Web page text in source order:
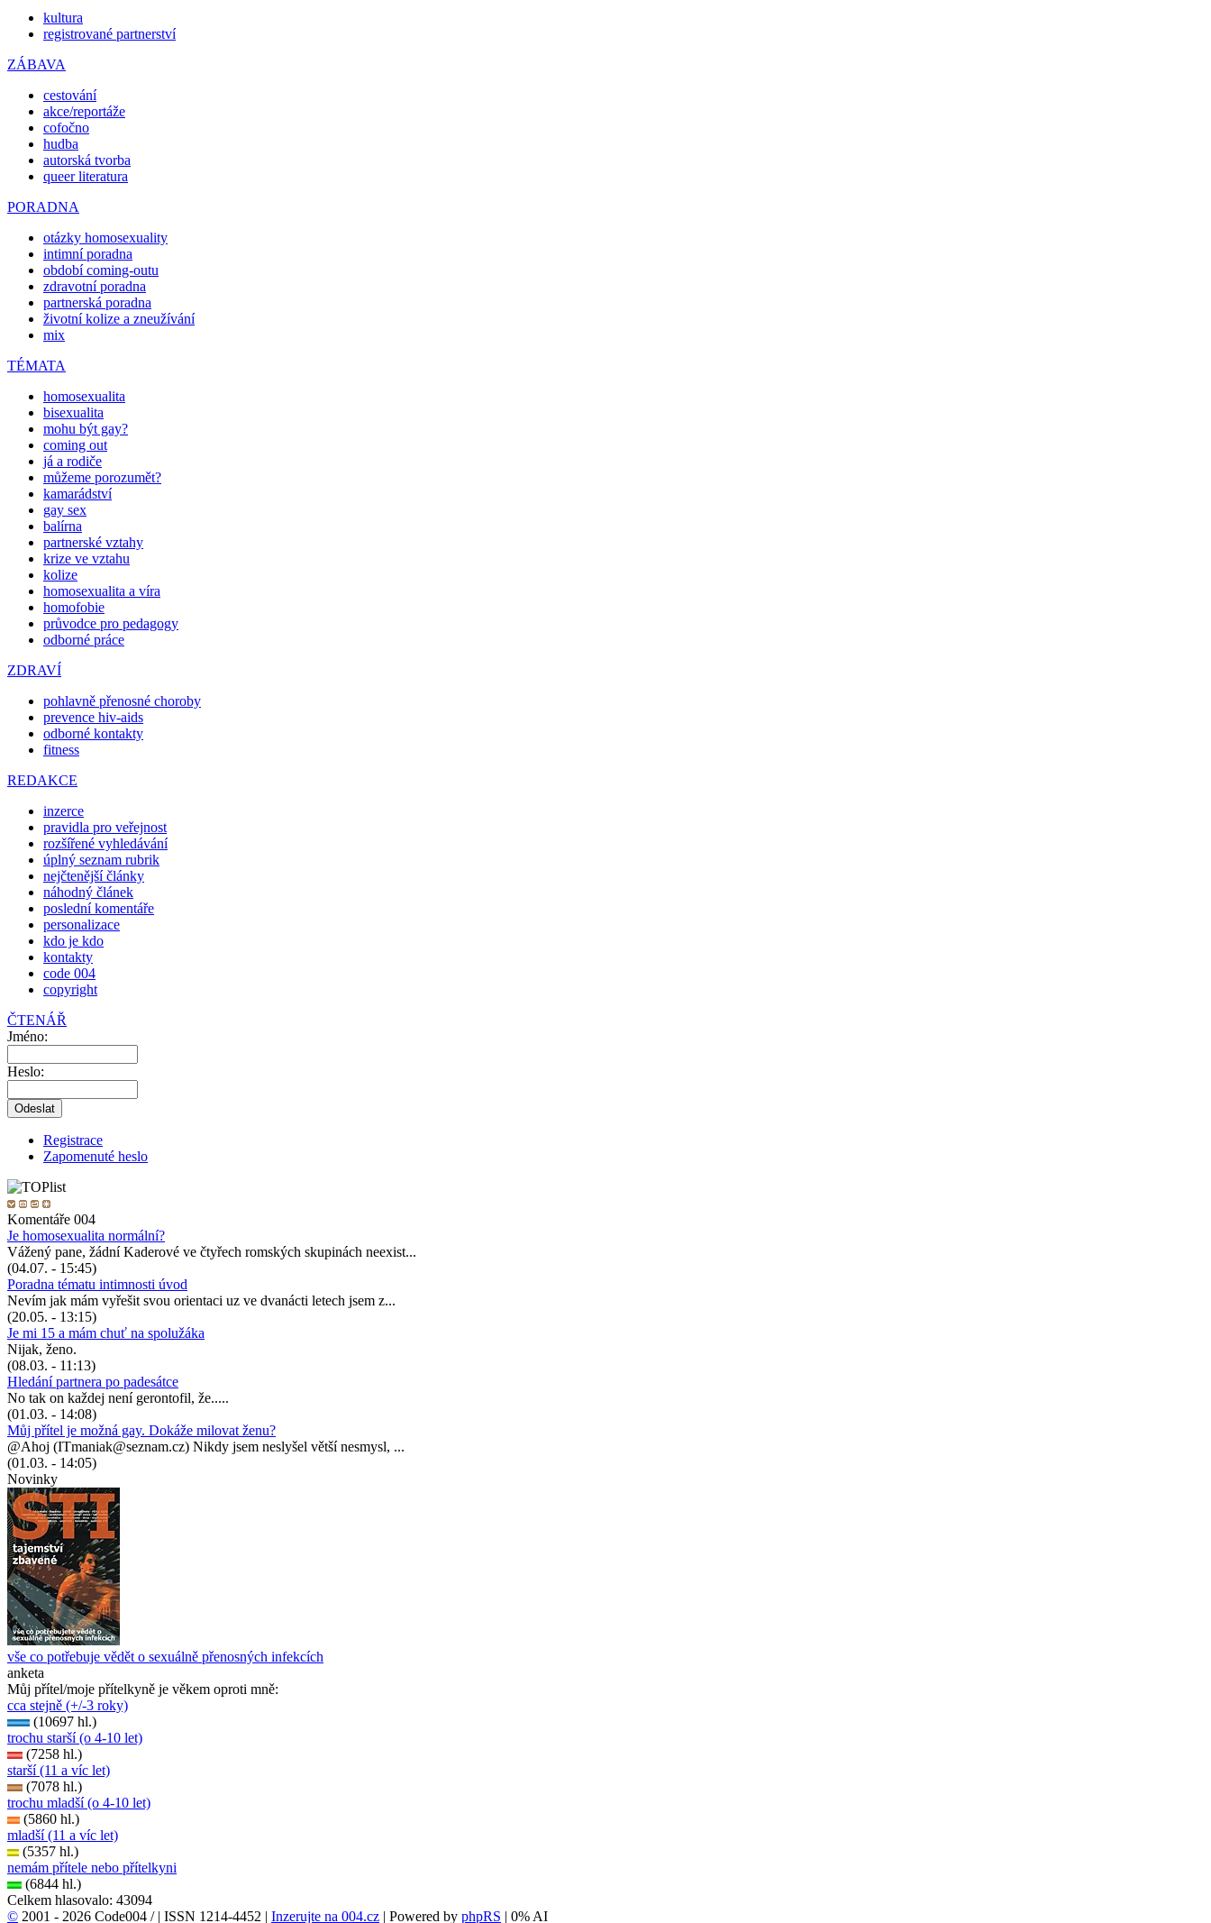
kultura
registrované partnerství
ZÁBAVA
cestování
akce/reportáže
cofočno
hudba
autorská tvorba
queer literatura
PORADNA
otázky homosexuality
intimní poradna
období coming-outu
zdravotní poradna
partnerská poradna
životní kolize a zneužívání
mix
TÉMATA
homosexualita
bisexualita
mohu být gay?
coming out
já a rodiče
můžeme porozumět?
kamarádství
gay sex
balírna
partnerské vztahy
krize ve vztahu
kolize
homosexualita a víra
homofobie
průvodce pro pedagogy
odborné práce
ZDRAVÍ
pohlavně přenosné choroby
prevence hiv-aids
odborné kontakty
fitness
REDAKCE
inzerce
pravidla pro veřejnost
rozšířené vyhledávání
úplný seznam rubrik
nejčtenější články
náhodný článek
poslední komentáře
personalizace
kdo je kdo
kontakty
code 004
copyright
ČTENÁŘ
Jméno:
Heslo:
Registrace
Zapomenuté heslo
Komentáře 004
Je homosexualita normální?
Vážený pane, žádní Kaderové ve čtyřech romských skupinách neexist...
(04.07. - 15:45)
Poradna tématu intimnosti úvod
Nevím jak mám vyřešit svou orientaci uz ve dvanácti letech jsem z...
(20.05. - 13:15)
Je mi 15 a mám chuť na spolužáka
Nijak, ženo.
(08.03. - 11:13)
Hledání partnera po padesátce
No tak on každej není gerontofil, že.....
(01.03. - 14:08)
Můj přítel je možná gay. Dokáže milovat ženu?
@Ahoj (ITmaniak@seznam.cz) Nikdy jsem neslyšel větší nesmysl, ...
(01.03. - 14:05)
Novinky
vše co potřebuje vědět o sexuálně přenosných infekcích
anketa
Můj přítel/moje přítelkyně je věkem oproti mně:
cca stejně (+/-3 roky)
(10697 hl.)
trochu starší (o 4-10 let)
(7258 hl.)
starší (11 a víc let)
(7078 hl.)
trochu mladší (o 4-10 let)
(5860 hl.)
mladší (11 a víc let)
(5357 hl.)
nemám přítele nebo přítelkyni
(6844 hl.)
Celkem hlasovalo: 43094
© 2001 - 2026 Code004 / | ISSN 1214-4452 | Inzerujte na 004.cz | Powered by phpRS | 0% AI